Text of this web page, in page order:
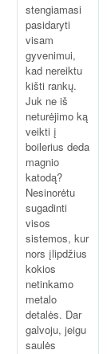
stengiamasi
pasidaryti
visam
gyvenimui,
kad nereiktu
kišti rankų.
Juk ne iš
neturėjimo ką
veikti į
boilerius deda
magnio
katodą?
Nesinorėtu
sugadinti
visos
sistemos, kur
nors įlipdžius
kokios
netinkamo
metalo
detalės. Dar
galvoju, jeigu
saulės